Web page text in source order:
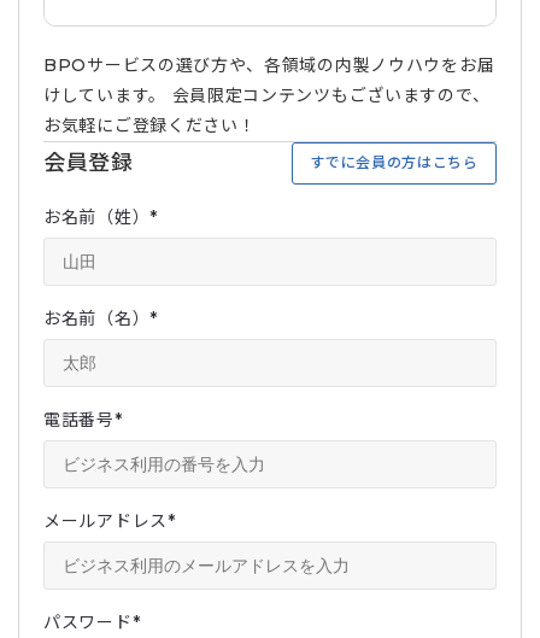
BPOサービスの選び方や、各領域の内製ノウハウをお届
けしています。 会員限定コンテンツもございますので、
お気軽にご登録ください！
会員登録 すでに会員の方はこちら
お名前（姓）*
お名前（名）*
電話番号*
メールアドレス*
パスワード*